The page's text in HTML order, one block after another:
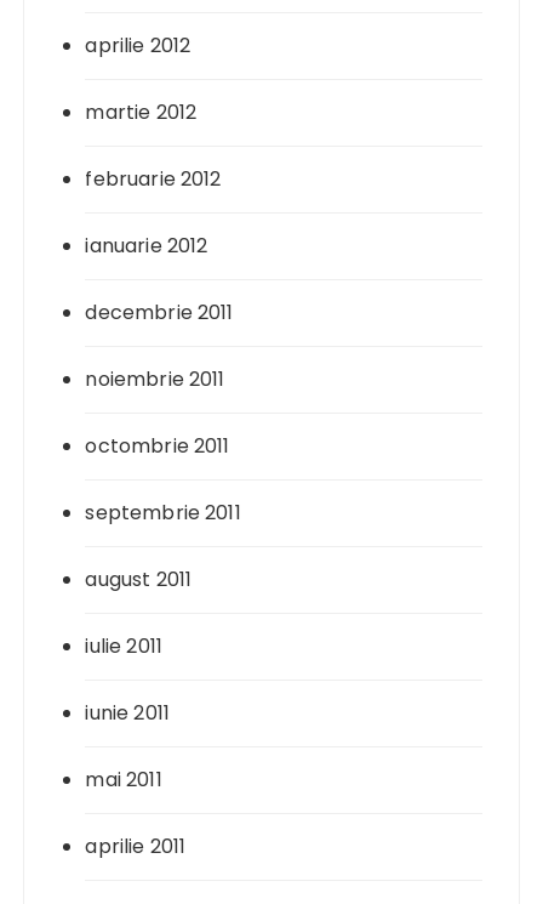
aprilie 2012
martie 2012
februarie 2012
ianuarie 2012
decembrie 2011
noiembrie 2011
octombrie 2011
septembrie 2011
august 2011
iulie 2011
iunie 2011
mai 2011
aprilie 2011